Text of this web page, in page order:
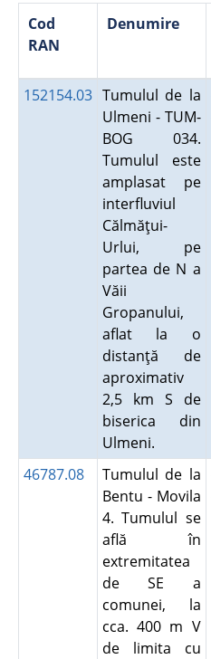
Cod
RAN
Denumire
152154.03 Tumulul de la
Ulmeni - TUM-
BOG 034.
Tumulul este
amplasat pe
interfluviul
Călmăţui-
Urlui, pe
partea de N a
Văii
Gropanului,
aflat la o
distanţă de
aproximativ
2,5 km S de
biserica din
Ulmeni.
46787.08
Tumulul de la
Bentu - Movila
4. Tumulul se
află în
extremitatea
de SE a
comunei, la
cca. 400 m V
de limita cu